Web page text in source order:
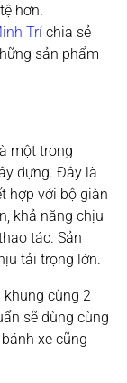
hơn.
Trí chia sẻ
sản phẩm
một trong
dựng. Đây là
hợp với bộ giàn
khả năng chịu
tác. Sản
tải trọng lớn.
cùng 2
sẽ dùng cùng
xe cũng